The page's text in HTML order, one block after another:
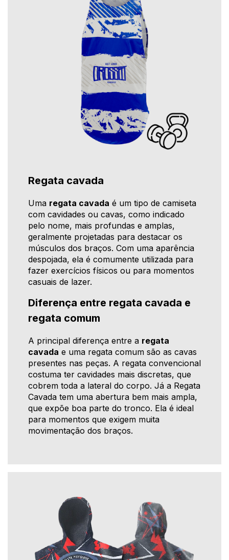
Regata cavada
Uma regata cavada é um tipo de camiseta
com cavidades ou cavas, como indicado
pelo nome, mais profundas e amplas,
geralmente projetadas para destacar os
músculos dos braços. Com uma aparência
despojada, ela é comumente utilizada para
fazer exercícios físicos ou para momentos
casuais de lazer.
Diferença entre regata cavada e
regata comum
A principal diferença entre a regata
cavada e uma regata comum são as cavas
presentes nas peças. A regata convencional
costuma ter cavidades mais discretas, que
cobrem toda a lateral do corpo. Já a Regata
Cavada tem uma abertura bem mais ampla,
que expõe boa parte do tronco. Ela é ideal
para momentos que exigem muita
movimentação dos braços.